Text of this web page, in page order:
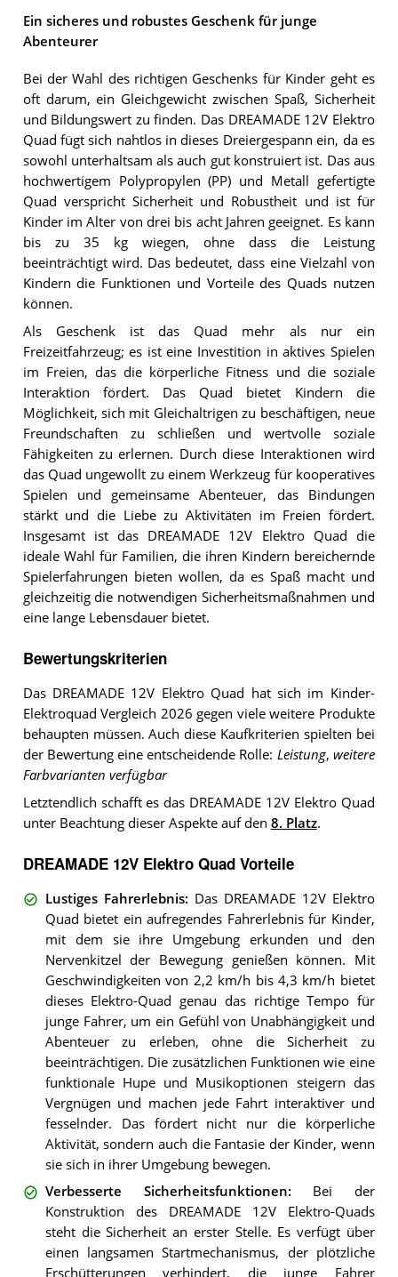
Ein sicheres und robustes Geschenk für junge
Abenteurer
Bei der Wahl des richtigen Geschenks für Kinder geht es
oft darum, ein Gleichgewicht zwischen Spaß, Sicherheit
und Bildungswert zu finden. Das DREAMADE 12V Elektro
Quad fügt sich nahtlos in dieses Dreiergespann ein, da es
sowohl unterhaltsam als auch gut konstruiert ist. Das aus
hochwertigem Polypropylen (PP) und Metall gefertigte
Quad verspricht Sicherheit und Robustheit und ist für
Kinder im Alter von drei bis acht Jahren geeignet. Es kann
bis zu 35 kg wiegen, ohne dass die Leistung
beeinträchtigt wird. Das bedeutet, dass eine Vielzahl von
Kindern die Funktionen und Vorteile des Quads nutzen
können.
Als Geschenk ist das Quad mehr als nur ein
Freizeitfahrzeug; es ist eine Investition in aktives Spielen
im Freien, das die körperliche Fitness und die soziale
Interaktion fördert. Das Quad bietet Kindern die
Möglichkeit, sich mit Gleichaltrigen zu beschäftigen, neue
Freundschaften zu schließen und wertvolle soziale
Fähigkeiten zu erlernen. Durch diese Interaktionen wird
das Quad ungewollt zu einem Werkzeug für kooperatives
Spielen und gemeinsame Abenteuer, das Bindungen
stärkt und die Liebe zu Aktivitäten im Freien fördert.
Insgesamt ist das DREAMADE 12V Elektro Quad die
ideale Wahl für Familien, die ihren Kindern bereichernde
Spielerfahrungen bieten wollen, da es Spaß macht und
gleichzeitig die notwendigen Sicherheitsmaßnahmen und
eine lange Lebensdauer bietet.
Bewertungskriterien
Das DREAMADE 12V Elektro Quad hat sich im Kinder-
Elektroquad Vergleich 2026 gegen viele weitere Produkte
behaupten müssen. Auch diese Kaufkriterien spielten bei
der Bewertung eine entscheidende Rolle: Leistung, weitere
Farbvarianten verfügbar
Letztendlich schafft es das DREAMADE 12V Elektro Quad
unter Beachtung dieser Aspekte auf den 8. Platz.
DREAMADE 12V Elektro Quad Vorteile
Lustiges Fahrerlebnis: Das DREAMADE 12V Elektro
Quad bietet ein aufregendes Fahrerlebnis für Kinder,
mit dem sie ihre Umgebung erkunden und den
Nervenkitzel der Bewegung genießen können. Mit
Geschwindigkeiten von 2,2 km/h bis 4,3 km/h bietet
dieses Elektro-Quad genau das richtige Tempo für
junge Fahrer, um ein Gefühl von Unabhängigkeit und
Abenteuer zu erleben, ohne die Sicherheit zu
beeinträchtigen. Die zusätzlichen Funktionen wie eine
funktionale Hupe und Musikoptionen steigern das
Vergnügen und machen jede Fahrt interaktiver und
fesselnder. Das fördert nicht nur die körperliche
Aktivität, sondern auch die Fantasie der Kinder, wenn
sie sich in ihrer Umgebung bewegen.
Verbesserte Sicherheitsfunktionen: Bei der
Konstruktion des DREAMADE 12V Elektro-Quads
steht die Sicherheit an erster Stelle. Es verfügt über
einen langsamen Startmechanismus, der plötzliche
Erschütterungen verhindert, die junge Fahrer